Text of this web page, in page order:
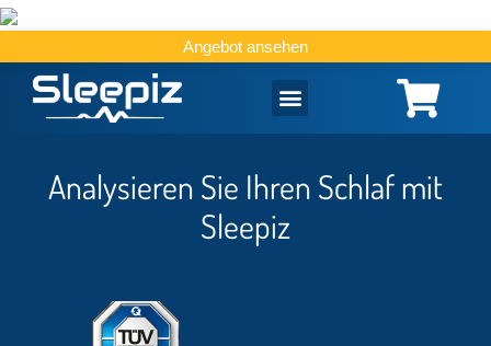
Angebot ansehen
Analysieren Sie Ihren Schlaf mit
Sleepiz